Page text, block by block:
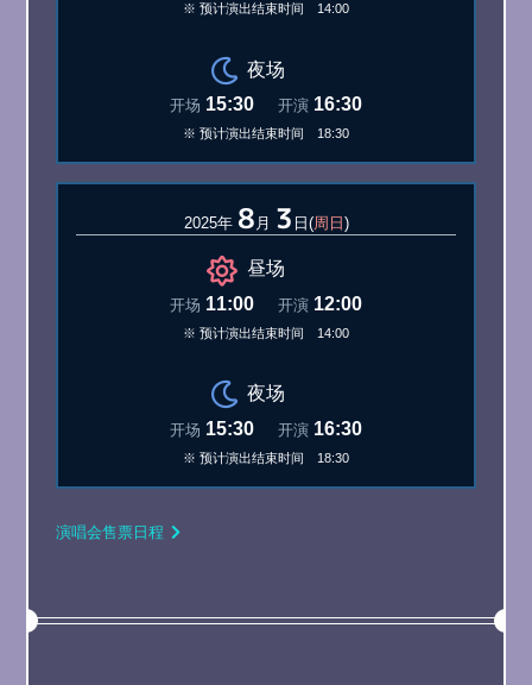
※ 预计演出结束时间 14:00
夜场
开场 15:30 开演 16:30
※ 预计演出结束时间 18:30
2025年 8 月 3 日(周日 )
昼场
开场 11:00 开演 12:00
※ 预计演出结束时间 14:00
夜场
开场 15:30 开演 16:30
※ 预计演出结束时间 18:30
演唱会售票日程